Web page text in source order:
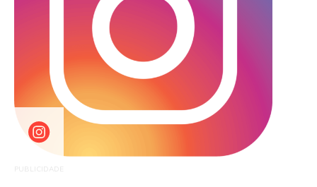
PUBLICIDADE